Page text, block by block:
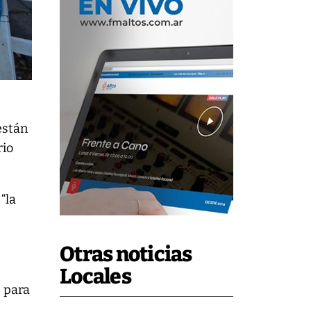
Otras noticias
Locales
para